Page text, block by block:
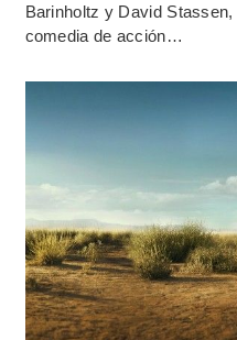
Barinholtz y David
comedia de acción…